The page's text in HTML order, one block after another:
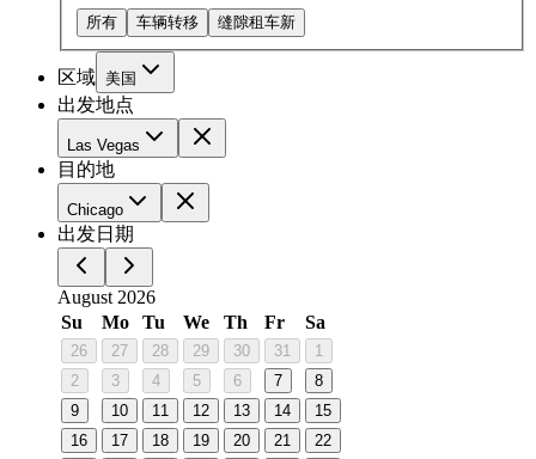
所有 车辆转移 缝隙租车新
区域 美国
出发地点
Las Vegas
目的地
Chicago
出发日期
August 2026
Su
Mo Tu We Th Fr Sa
26 27 28 29 30 31
1
2
3 4 5 6 7
8
9
10 11 12 13 14
15
16
17 18 19 20 21
22